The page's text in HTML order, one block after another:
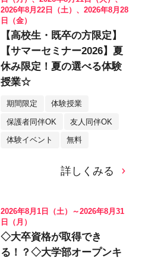
2026年8月22日（土）、2026年8月28
日（金）
【高校生・既卒の方限定】
【サマーセミナー2026】夏
休み限定！夏の選べる体験
授業☆
期間限定 体験授業
保護者同伴OK 友人同伴OK
体験イベント 無料
詳しくみる
2026年8月1日（土）～2026年8月31
日（月）
◇大卒資格が取得でき
る！？◇大学部オープンキ